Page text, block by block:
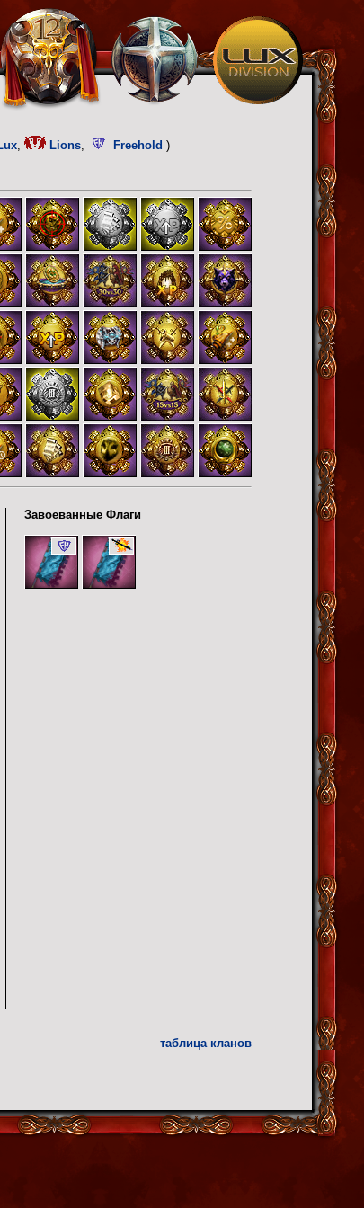
, Lions, Freehold )
Завоеванные Флаги
таблица кланов